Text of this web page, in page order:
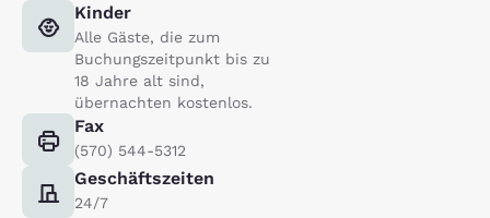
Kinder
Alle Gäste, die zum
Buchungszeitpunkt bis zu
18 Jahre alt sind,
übernachten kostenlos.
Fax
(570) 544-5312
Geschäftszeiten
24/7